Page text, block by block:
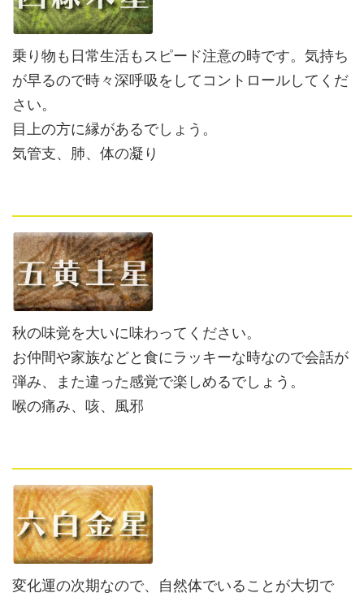
乗り物も日常生活もスピード注意の時です。気持ち
が早るので時々深呼吸をしてコントロールしてくだ
さい。
目上の方に縁があるでしょう。
気管支、肺、体の凝り
秋の味覚を大いに味わってください。
お仲間や家族などと食にラッキーな時なので会話が
弾み、また違った感覚で楽しめるでしょう。
喉の痛み、咳、風邪
変化運の次期なので、自然体でいることが大切で